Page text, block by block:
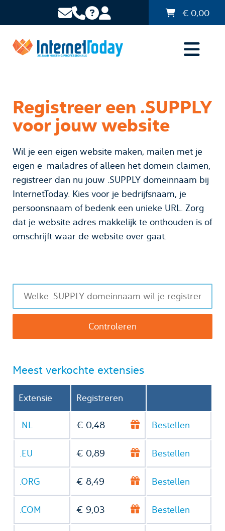
€ 0,00
Registreer een .SUPPLY
voor jouw website
Wil je een eigen website maken, mailen met je
eigen e-mailadres of alleen het domein claimen,
registreer dan nu jouw .SUPPLY domeinnaam bij
InternetToday. Kies voor je bedrijfsnaam, je
persoonsnaam of bedenk een unieke URL. Zorg
dat je website adres makkelijk te onthouden is of
omschrijft waar de website over gaat.
Meest verkochte extensies
Extensie Registreren
.NL € 0,48 Bestellen
.EU € 0,89 Bestellen
.ORG € 8,49 Bestellen
.COM € 9,03 Bestellen